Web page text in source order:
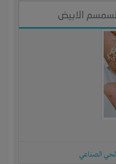
الابيض
الصناعي